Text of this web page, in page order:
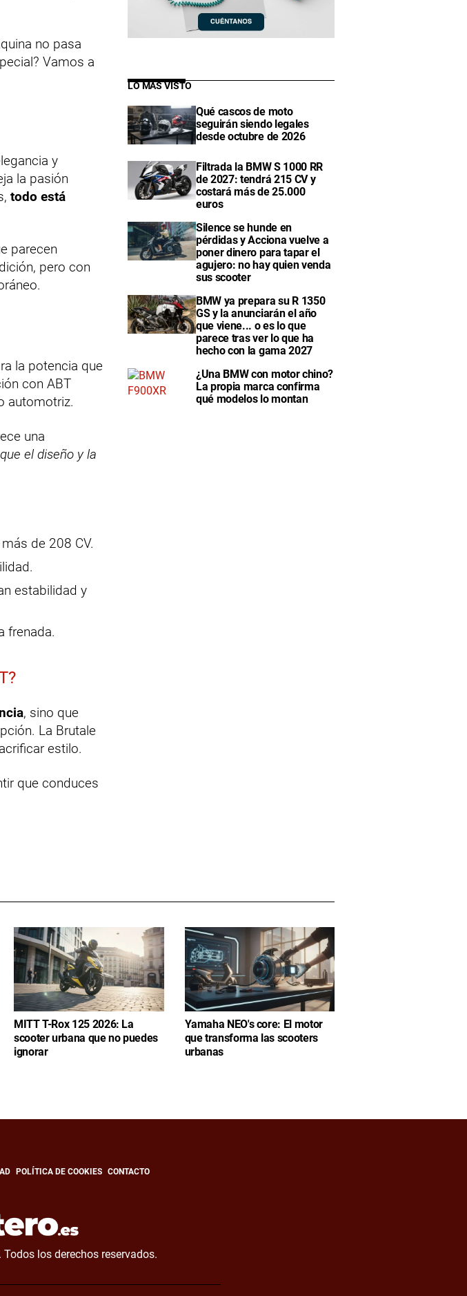
no pasa
Vamos a
y
la pasión
todo está
parecen
pero con
la potencia que
con ABT
automotriz.
una
el diseño y la
de 208 CV.
estabilidad y
frenada.
, sino que
La Brutale
estilo.
que conduces
LO MÁS VISTO
Qué cascos de moto
seguirán siendo legales
desde octubre de 2026
Filtrada la BMW S 1000 RR
de 2027: tendrá 215 CV y
costará más de 25.000
euros
Silence se hunde en
pérdidas y Acciona vuelve a
poner dinero para tapar el
agujero: no hay quien venda
sus scooter
BMW ya prepara su R 1350
GS y la anunciarán el año
que viene... o es lo que
parece tras ver lo que ha
hecho con la gama 2027
¿Una BMW con motor chino?
La propia marca confirma
qué modelos lo montan
MITT T-Rox 125 2026: La
scooter urbana que no puedes
ignorar
Yamaha NEO's core: El motor
que transforma las scooters
urbanas
POLÍTICA DE COOKIES CONTACTO
los derechos reservados.